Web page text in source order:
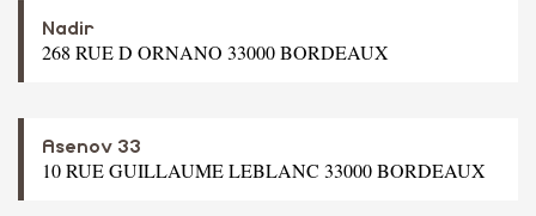
Nadir
268 RUE D ORNANO 33000 BORDEAUX
Asenov 33
10 RUE GUILLAUME LEBLANC 33000 BORDEAUX